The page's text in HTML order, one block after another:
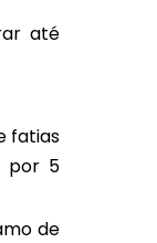
até
fatias
por 5
de